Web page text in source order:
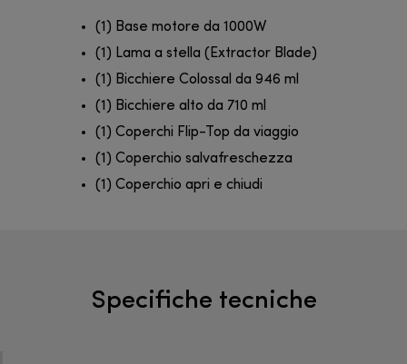
(1) Base motore da 1000W
(1) Lama a stella (Extractor Blade)
(1) Bicchiere Colossal da 946 ml
(1) Bicchiere alto da 710 ml
(1) Coperchi Flip-Top da viaggio
(1) Coperchio salvafreschezza
(1) Coperchio apri e chiudi
Specifiche tecniche